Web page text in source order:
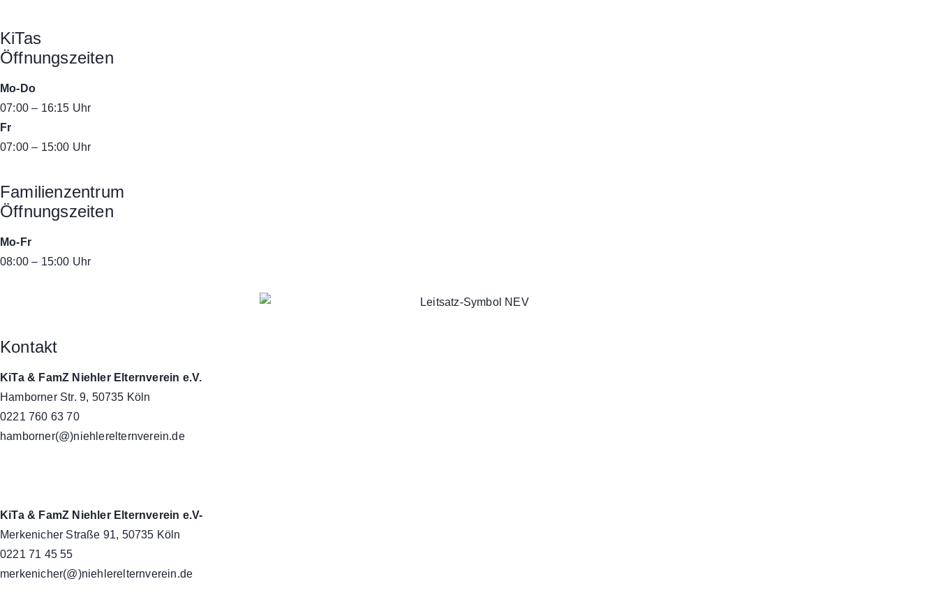
KiTas
Öffnungszeiten
Mo-Do
07:00 – 16:15 Uhr
Fr
07:00 – 15:00 Uhr
Familienzentrum
Öffnungszeiten
Mo-Fr
08:00 – 15:00 Uhr
Kontakt
KiTa & FamZ Niehler Elternverein e.V.
Hamborner Str. 9, 50735 Köln
0221 760 63 70
hamborner(@)niehlerelternverein.de
KiTa & FamZ Niehler Elternverein e.V-
Merkenicher Straße 91, 50735 Köln
0221 71 45 55
merkenicher(@)niehlerelternverein.de